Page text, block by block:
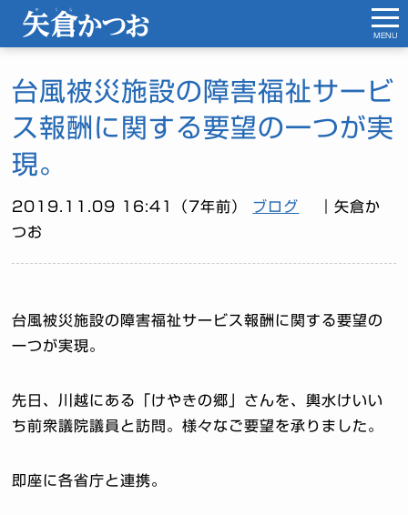
台風被災施設の障害福祉サービ
ス報酬に関する要望の一つが実
現。
2019.11.09 16:41（7年前） ブログ
｜矢倉か
つお
台風被災施設の障害福祉サービス報酬に関する要望の
一つが実現。
先日、川越にある「けやきの郷」さんを、輿水けいい
ち前衆議院議員と訪問。様々なご要望を承りました。
即座に各省庁と連携。
MENU